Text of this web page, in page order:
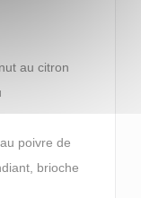
au citron
poivre de
brioche